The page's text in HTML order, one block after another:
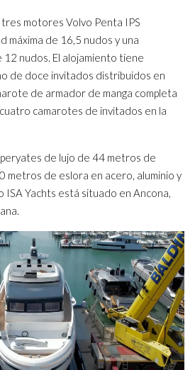
motores Volvo Penta IPS
máxima de 16,5 nudos y una
nudos. El alojamiento tiene
de doce invitados distribuidos en
de armador de manga completa
camarotes de invitados en la
de lujo de 44 metros de
metros de eslora en acero, aluminio y
ISA Yachts está situado en Ancona,